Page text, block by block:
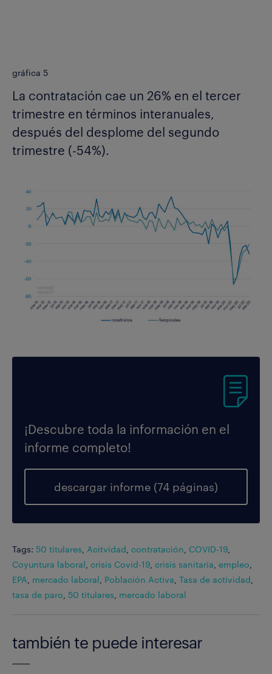
gráfica 5
La contratación cae un 26% en el tercer
trimestre en términos interanuales,
después del desplome del segundo
trimestre (-54%).
¡Descubre toda la información en el
informe completo!
descargar informe (74 páginas)
Tags: 50 titulares Acitvidad contratación COVID-19
Coyuntura laboral crisis Covid-19 crisis sanitaria empleo
EPA mercado laboral Población Activa Tasa de actividad
tasa de paro 50 titulares mercado laboral
también te puede interesar